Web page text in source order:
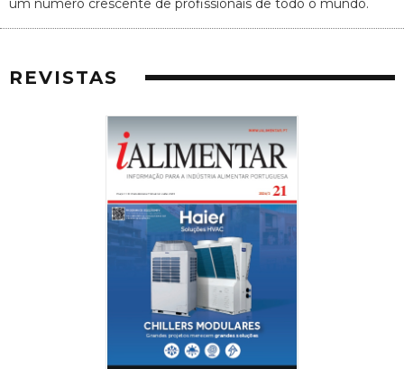
um número crescente de profissionais de todo o mundo.
REVISTAS